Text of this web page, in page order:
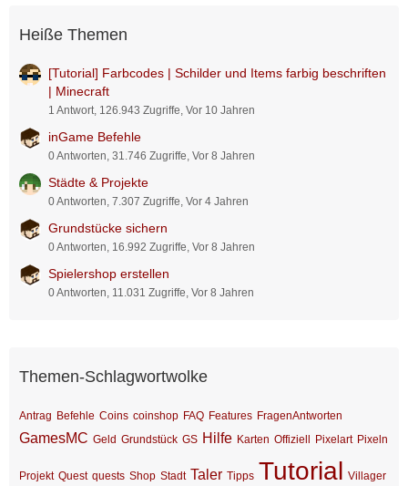
Heiße Themen
[Tutorial] Farbcodes | Schilder und Items farbig beschriften
| Minecraft
1 Antwort, 126.943 Zugriffe, Vor 10 Jahren
inGame Befehle
0 Antworten, 31.746 Zugriffe, Vor 8 Jahren
Städte & Projekte
0 Antworten, 7.307 Zugriffe, Vor 4 Jahren
Grundstücke sichern
0 Antworten, 16.992 Zugriffe, Vor 8 Jahren
Spielershop erstellen
0 Antworten, 11.031 Zugriffe, Vor 8 Jahren
Themen-Schlagwortwolke
Antrag Befehle Coins coinshop FAQ Features FragenAntworten
GamesMC Geld Grundstück GS Hilfe Karten Offiziell Pixelart Pixeln
Projekt Quest quests Shop Stadt Taler Tipps Tutorial Villager